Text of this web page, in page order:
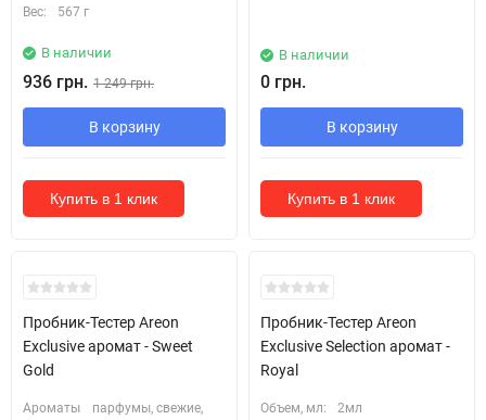
Вес: 567 г
В наличии
936 грн. 1 249 грн.
В корзину
Купить в 1 клик
В наличии
0 грн.
В корзину
Купить в 1 клик
Кожні 1500₴ чеку = 1 тестер
Пробник-Тестер Areon
Exclusive аромат - Sweet
Gold
Ароматы
парфумы, свежие,
Кожні 1500₴ чеку = 1 тестер
Пробник-Тестер Areon
Exclusive Selection аромат -
Royal
Объем, мл: 2мл